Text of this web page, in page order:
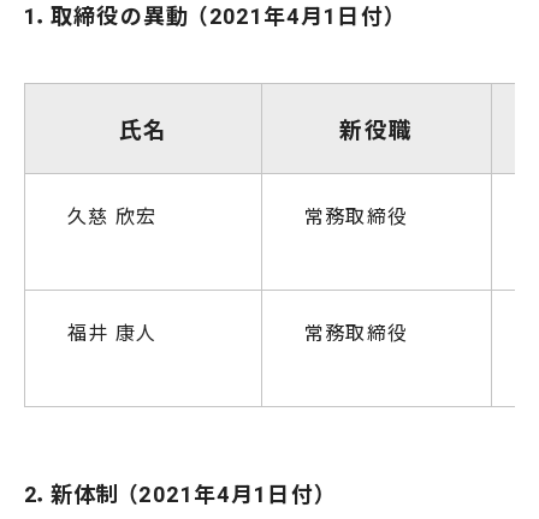
1．取締役の異動 （2021年4月1日付）
氏名 新役職
久慈 欣宏 常務取締役
福井 康人 常務取締役
2．新体制 （2021年4月1日付）